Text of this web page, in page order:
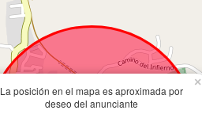
La posición en el mapa es aproximada por
deseo del anunciante
×